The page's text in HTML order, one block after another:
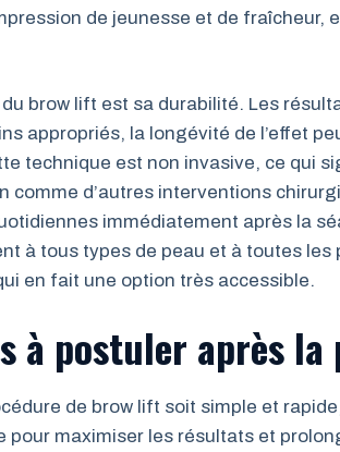
de jeunesse et de fraîcheur,
brow lift est sa durabilité. Les
appropriés, la longévité de l’effet
technique est non invasive, ce qui
comme d’autres interventions
immédiatement après la
à tous types de peau et à toutes
en fait une option très accessible.
à postuler après
de brow lift soit simple et
pour maximiser les résultats et